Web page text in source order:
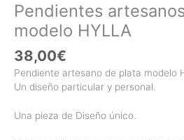
Pendientes
modelo HYLLA
38,00€
Pendiente artesano de plata modelo
Un diseño particular y personal.
Una pieza de Diseño único.